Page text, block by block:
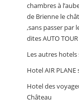
chambres à
de Brienne le
,sans passer par
dites AUTO
Les autres
Hotel AIR
Hotel des
Château